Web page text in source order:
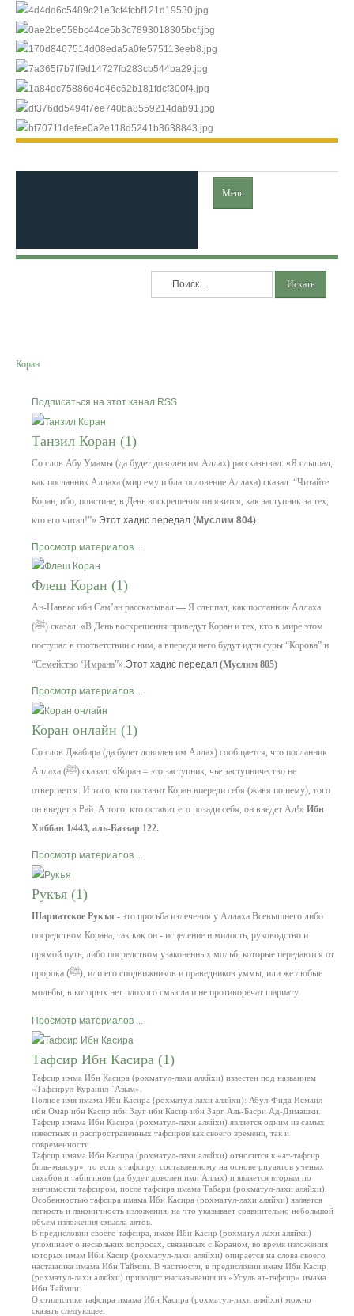
Menu
Хадисы
Форум
Контакты
Искать
Коран
Подписаться на этот канал RSS
Танзил Коран (1)
Со слов Абу Умамы (да будет доволен им Аллах) рассказывал: «Я слышал,
как посланник Аллаха (мир ему и благословение Аллаха) сказал: “Читайте
Коран, ибо, поистине, в День воскрешения он явится, как заступник за тех,
кто его читал!”» Этот хадис передал (Муслим 804).
Просмотр материалов ...
Флеш Коран (1)
Ан-Наввас ибн Сам’ан рассказывал:— Я слышал, как посланник Аллаха
(ﷺ) сказал: «В День воскрешения приведут Коран и тех, кто в мире этом
поступал в соответствии с ним, а впереди него будут идти суры “Корова” и
“Семейство ‘Имрана”».Этот хадис передал (Муслим 805)
Просмотр материалов ...
Коран онлайн (1)
Со слов Джабира (да будет доволен им Аллах) сообщается, что посланник
Аллаха
(ﷺ) сказал: «Коран – это заступник, чье заступничество не
отвергается. И того, кто поставит Коран впереди себя (живя по нему), того
он введет в Рай. А того, кто оставит его позади себя, он введет Ад!» Ибн
Хиббан 1/443, аль-Баззар 122.
Просмотр материалов ...
Рукъя (1)
Шариатское Рукъя - это просьба излечения у Аллаха Всевышнего либо
посредством Корана, так как он - исцеление и милость, руководство и
прямой путь; либо посредством узаконенных мольб, которые передаются от
пророка
(ﷺ), или его сподвижников и праведников уммы, или же любые
мольбы, в которых нет плохого смысла и не противоречат шариату.
Просмотр материалов ...
Тафсир Ибн Касира (1)
Тафсир имма Ибн Касира (рохматул-лахи аляйхи) известен под названием
«Тафсирул-Куранил-`Азым».
Полное имя имама Ибн Касира (рохматул-лахи аляйхи): Абул-Фида Исмаил
ибн Омар ибн Касир ибн Зауг ибн Касир ибн Зарг Аль-Басри Ад-Димашки.
Тафсир имама Ибн Касира (рохматул-лахи аляйхи) является одним из самых
известных и распространенных тафсиров как своего времени, так и
современности.
Тафсир имама Ибн Касира (рохматул-лахи аляйхи) относится к «ат-тафсир
биль-маасур», то есть к тафсиру, составленному на основе риуаятов ученых
сахабов и табигинов (да будет доволен ими Аллах) и является вторым по
значимости тафсиром, после тафсира имама Табари (рохматул-лахи аляйхи).
Особенностью тафсира имама Ибн Касира (рохматул-лахи аляйхи) является
легкость и лаконичность изложения, на что указывает сравнительно небольшой
объем изложения смысла аятов.
В предисловии своего тафсира, имам Ибн Касир (рохматул-лахи аляйхи)
упоминает о нескольких вопросах, связанных с Кораном, во время изложения
которых имам Ибн Касир (рохматул-лахи аляйхи) опирается на слова своего
наставника имама Ибн Таймии. В частности, в предисловии имам Ибн Касир
(рохматул-лахи аляйхи) приводит высказывания из «Усуль ат-тафсир» имама
Ибн Таймии.
О стилистике тафсира имама Ибн Касира (рохматул-лахи аляйхи) можно
сказать следующее: